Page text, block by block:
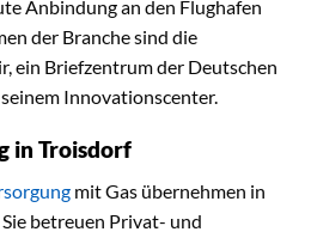
Anbindung an den Flughafen
der Branche sind die
ein Briefzentrum der Deutschen
Innovationscenter.
in Troisdorf
mit Gas übernehmen in
betreuen Privat- und